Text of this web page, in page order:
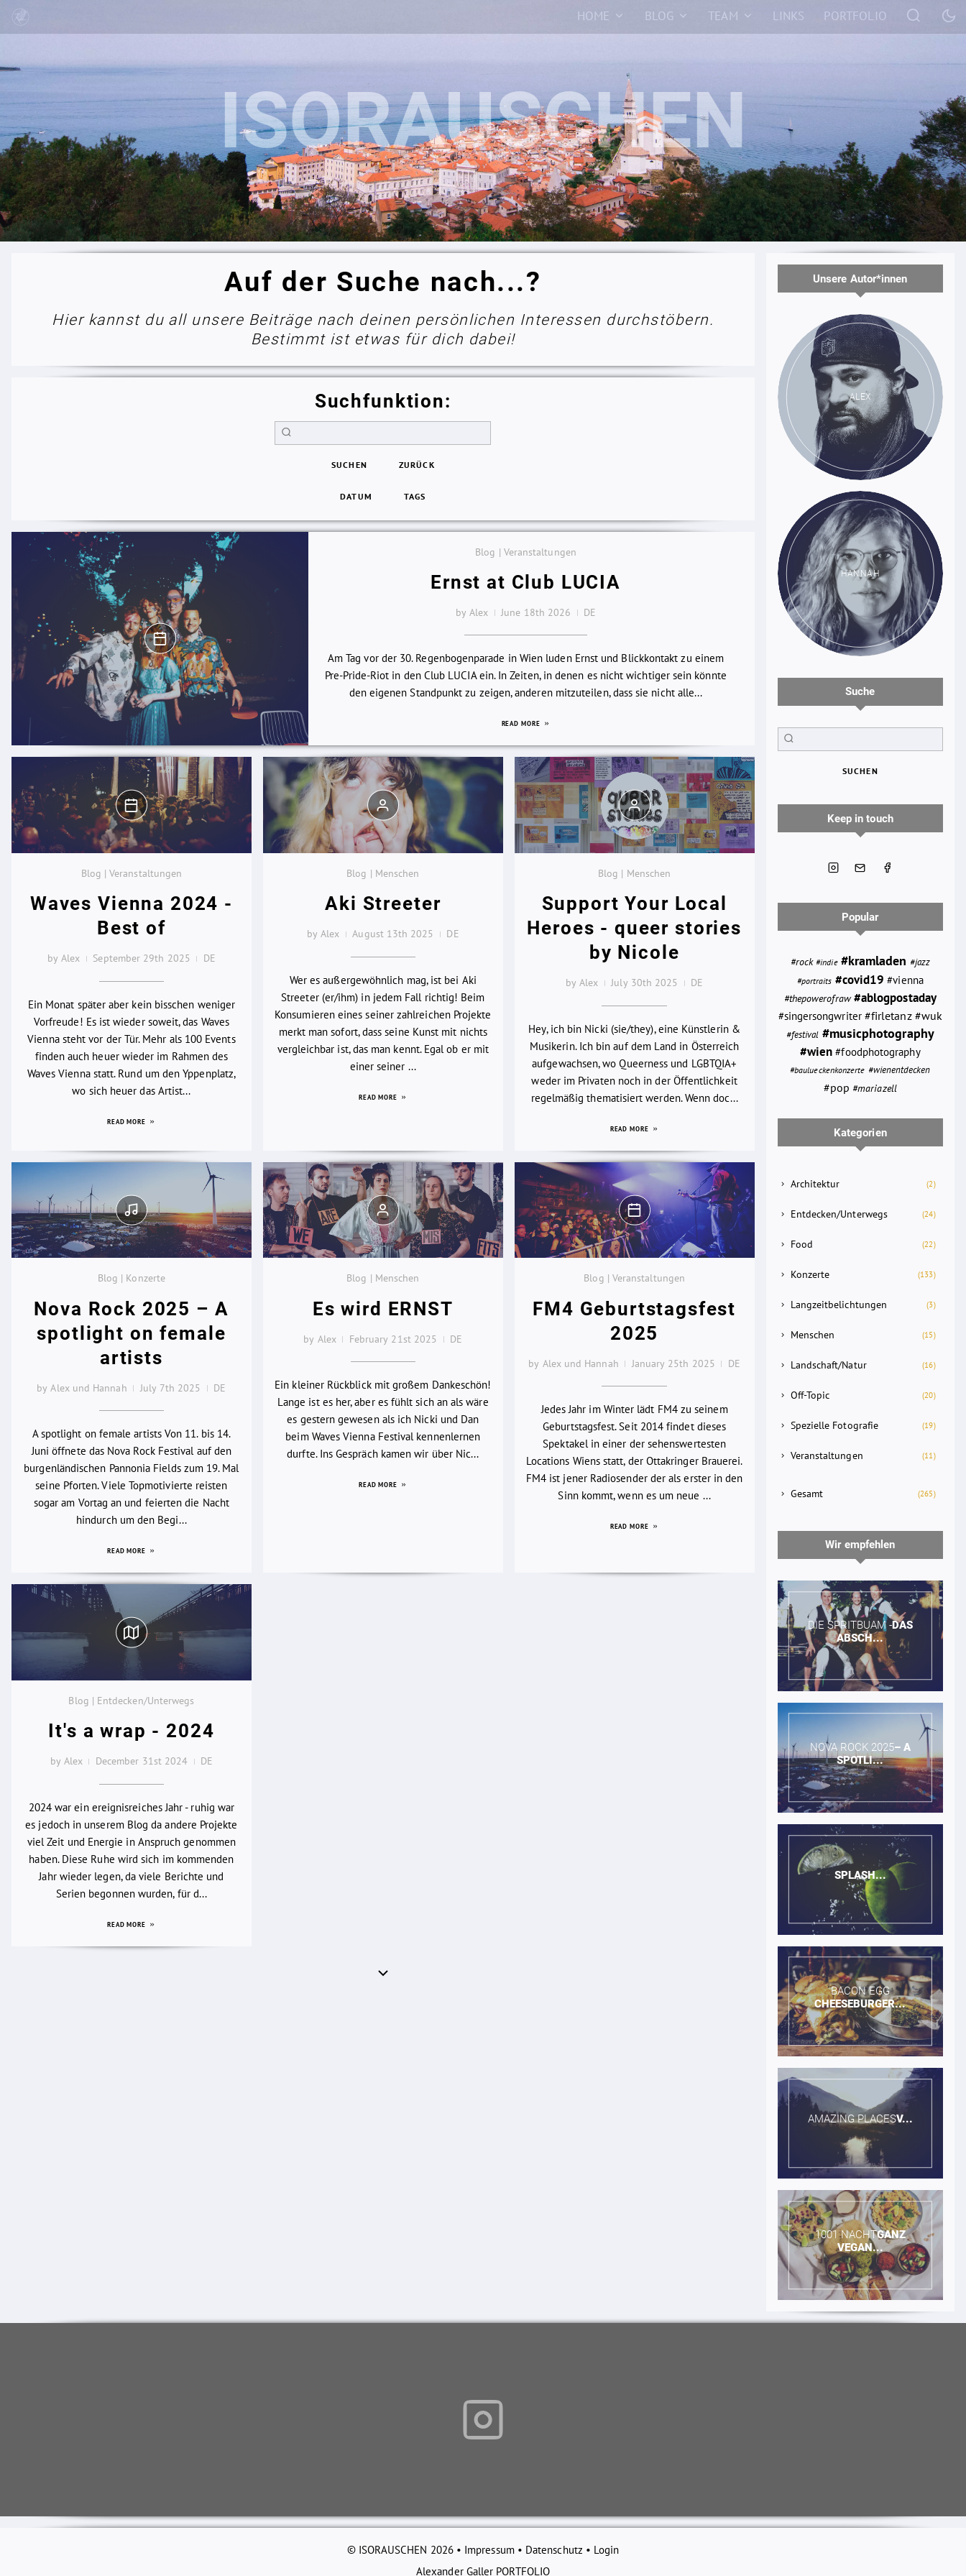
HOME BLOG TEAM LINKS PORTFOLIO
Auf der Suche nach...?
Hier kannst du all unsere Beiträge nach deinen persönlichen Interessen durchstöbern.
Bestimmt ist etwas für dich dabei!
Suchfunktion:
SUCHEN ZURÜCK
DATUM TAGS
Blog | Veranstaltungen
Ernst at Club LUCIA
by Alex June 18th 2026 DE
Am Tag vor der 30. Regenbogenparade in Wien luden Ernst und Blickkontakt zu einem
Pre-Pride-Riot in den Club LUCIA ein. In Zeiten, in denen es nicht wichtiger sein könnte
den eigenen Standpunkt zu zeigen, anderen mitzuteilen, dass sie nicht alle...
READ MORE
Blog | Veranstaltungen
Waves Vienna 2024 -
Best of
by Alex September 29th 2025 DE
Ein Monat später aber kein bisschen weniger
Vorfreude! Es ist wieder soweit, das Waves
Vienna steht vor der Tür. Mehr als 100 Events
finden auch heuer wieder im Rahmen des
Waves Vienna statt. Rund um den Yppenplatz,
wo sich heuer das Artist...
READ MORE
Blog | Menschen
Aki Streeter
by Alex August 13th 2025 DE
Wer es außergewöhnlich mag, ist bei Aki
Streeter (er/ihm) in jedem Fall richtig! Beim
Konsumieren eines seiner zahlreichen Projekte
merkt man sofort, dass seine Kunst mit nichts
vergleichbar ist, das man kennt. Egal ob er mit
einer seiner ...
READ MORE
Blog | Menschen
Support Your Local
Heroes - queer stories
by Nicole
by Alex July 30th 2025 DE
Hey, ich bin Nicki (sie/they), eine Künstlerin &
Musikerin. Ich bin auf dem Land in Österreich
aufgewachsen, wo Queerness und LGBTQIA+
weder im Privaten noch in der Öffentlichkeit
regelmäßig thematisiert werden. Wenn doc...
READ MORE
Blog | Konzerte
Nova Rock 2025 – A
spotlight on female
artists
by Alex und Hannah July 7th 2025 DE
A spotlight on female artists Von 11. bis 14.
Juni öffnete das Nova Rock Festival auf den
burgenländischen Pannonia Fields zum 19. Mal
seine Pforten. Viele Topmotivierte reisten
sogar am Vortag an und feierten die Nacht
hindurch um den Begi...
READ MORE
Blog | Menschen
Es wird ERNST
by Alex February 21st 2025 DE
Ein kleiner Rückblick mit großem Dankeschön!
Lange ist es her, aber es fühlt sich an als wäre
es gestern gewesen als ich Nicki und Dan
beim Waves Vienna Festival kennenlernen
durfte. Ins Gespräch kamen wir über Nic...
READ MORE
Blog | Veranstaltungen
FM4 Geburtstagsfest
2025
by Alex und Hannah January 25th 2025 DE
Jedes Jahr im Winter lädt FM4 zu seinem
Geburtstagsfest. Seit 2014 findet dieses
Spektakel in einer der sehenswertesten
Locations Wiens statt, der Ottakringer Brauerei.
FM4 ist jener Radiosender der als erster in den
Sinn kommt, wenn es um neue ...
READ MORE
Blog | Entdecken/Unterwegs
It's a wrap - 2024
by Alex December 31st 2024 DE
2024 war ein ereignisreiches Jahr - ruhig war
es jedoch in unserem Blog da andere Projekte
viel Zeit und Energie in Anspruch genommen
haben. Diese Ruhe wird sich im kommenden
Jahr wieder legen, da viele Berichte und
Serien begonnen wurden, für d...
READ MORE
Unsere Autor*innen
ALEX
HANNAH
Suche
SUCHEN
Keep in touch
Popular
#rock #indie #kramladen #jazz
#portraits #covid19 #vienna
#thepowerofraw #ablogpostaday
#singersongwriter #firletanz #wuk
#festival #musicphotography
#wien #foodphotography
#baulueckenkonzerte #wienentdecken
#pop #mariazell
Kategorien
Architektur (2)
Entdecken/Unterwegs (24)
Food (22)
Konzerte (133)
Langzeitbelichtungen (3)
Menschen (15)
Landschaft/Natur (16)
Off-Topic (20)
Spezielle Fotografie (19)
Veranstaltungen (11)
Gesamt (265)
Wir empfehlen
DIE SPRITBUAM -​DAS
ABSCH...
NOVA ROCK 2025​– A
SPOTLI...
SPLASH...
BACON EGG​
CHEESEBURGER...
AMAZING PLACES​V...
1001 NACHT​GANZ
VEGAN...
© ISORAUSCHEN 2026 • Impressum• Datenschutz • Login
Alexander Galler PORTFOLIO